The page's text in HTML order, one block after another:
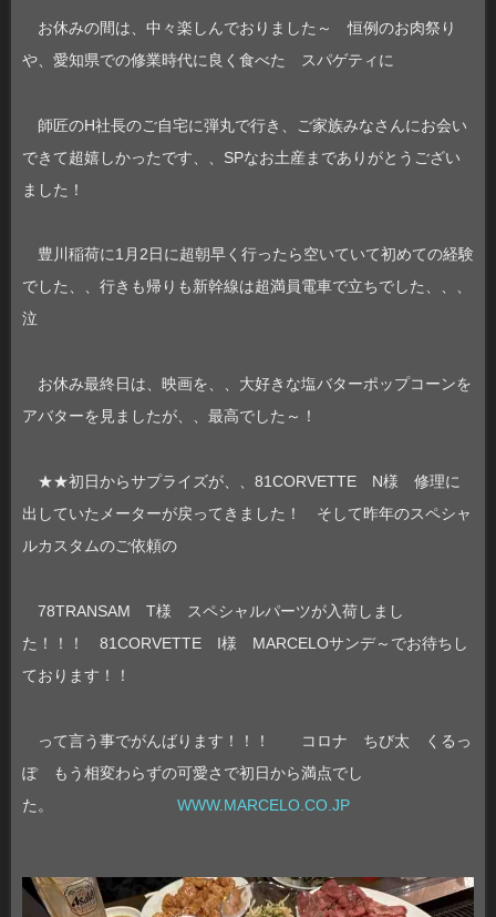
お休みの間は、中々楽しんでおりました～ 恒例のお肉祭り
や、愛知県での修業時代に良く食べた スパゲティに
師匠のH社長のご自宅に弾丸で行き、ご家族みなさんにお会い
できて超嬉しかったです、、SPなお土産までありがとうござい
ました！
豊川稲荷に1月2日に超朝早く行ったら空いていて初めての経験
でした、、行きも帰りも新幹線は超満員電車で立ちでした、、、
泣
お休み最終日は、映画を、、大好きな塩バターポップコーンを
アバターを見ましたが、、最高でした～！
★★初日からサプライズが、、81CORVETTE N様 修理に
出していたメーターが戻ってきました！ そして昨年のスペシャ
ルカスタムのご依頼の
78TRANSAM T様 スペシャルパーツが入荷しまし
た！！！ 81CORVETTE I様 MARCELOサンデ～でお待ちし
ております！！
って言う事でがんばります！！！ コロナ ちび太 くるっ
ぽ もう相変わらずの可愛さで初日から満点でし
た。 WWW.MARCELO.CO.JP